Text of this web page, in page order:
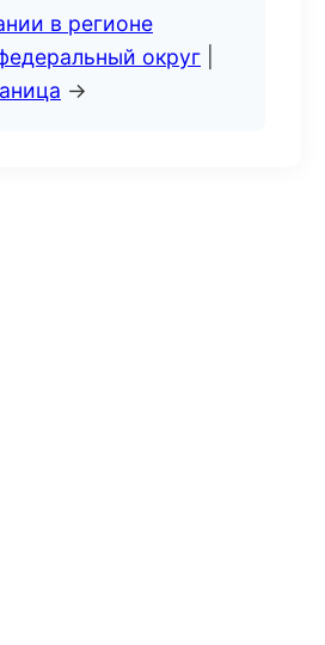
в регионе
округ
→